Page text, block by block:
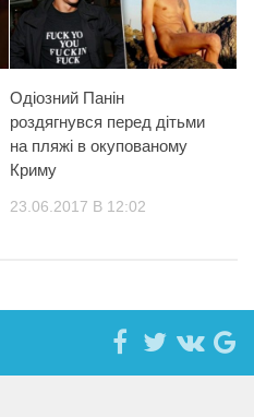
Одіозний Панін
роздягнувся перед дітьми
на пляжі в окупованому
Криму
23.06.2017 В 12:02